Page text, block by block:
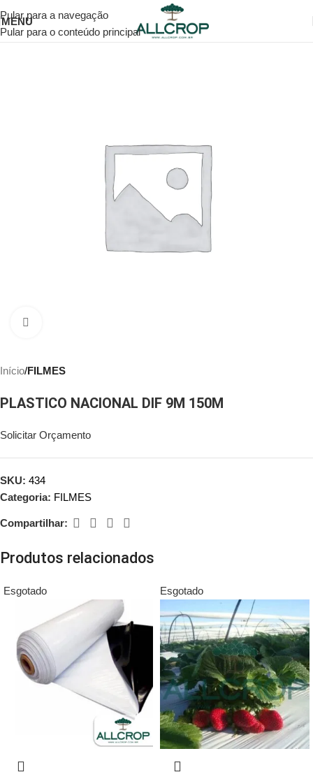
Pular para a navegação
Pular para o conteúdo principal
MENU
Início FILMES
PLASTICO NACIONAL DIF 9M 150M
Solicitar Orçamento
SKU: 434
Categoria: FILMES
Compartilhar:
Produtos relacionados
Esgotado Esgotado